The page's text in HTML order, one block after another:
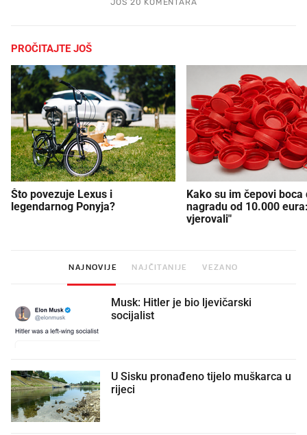
PROČITAJTE JOŠ
Što povezuje Lexus i
legendarnog Ponyja?
Kako su im čepovi boca
nagradu od 10.000
vjerovali"
NAJNOVIJE NAJČITANIJE VEZANO
Musk: Hitler je bio ljevičarski
socijalist
U Sisku pronađeno tijelo muškarca u
rijeci